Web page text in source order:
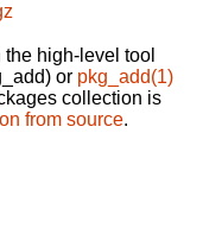
high-level tool
or pkg_add(1)
collection is
from source.